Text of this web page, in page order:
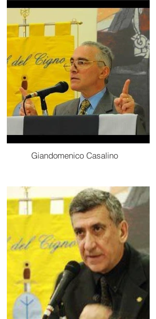
Giandomenico Casalino